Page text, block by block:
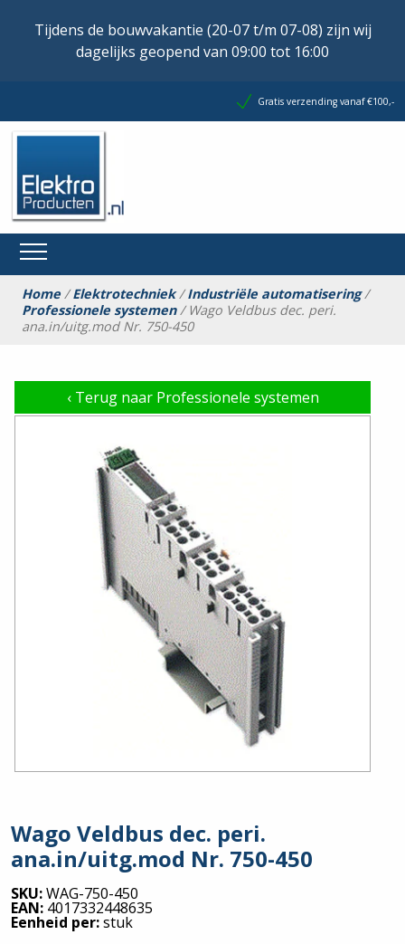
Tijdens de bouwvakantie (20-07 t/m 07-08) zijn wij
dagelijks geopend van 09:00 tot 16:00
Gratis verzending vanaf €100,-
Home/Elektrotechniek/Industriële automatisering/
Professionele systemen/ Wago Veldbus dec. peri.
ana.in/uitg.mod Nr. 750-450
‹Terug naar Professionele systemen
Wago Veldbus dec. peri.
ana.in/uitg.mod Nr. 750-450
SKU:WAG-750-450
EAN: 4017332448635
Eenheid per:stuk